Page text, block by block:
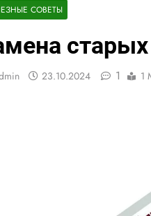
СОВЕТЫ
23.10.2024 1 1